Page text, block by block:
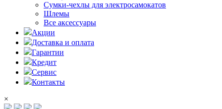
Сумки-чехлы для электросамокатов
Шлемы
Все аксессуары
Акции
Доставка и оплата
Гарантии
Кредит
Сервис
Контакты
×